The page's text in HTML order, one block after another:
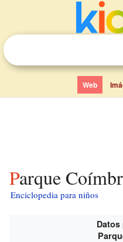
Web
Parque
Enciclopedia para niños